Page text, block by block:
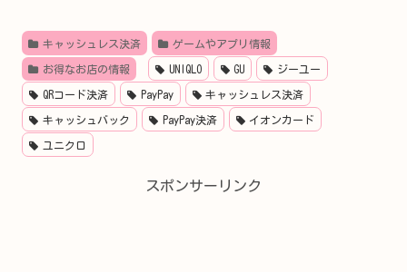
キャッシュレス決済 ゲームやアプリ情報
お得なお店の情報 UNIQLO GU ジーユー
QRコード決済 PayPay キャッシュレス決済
キャッシュバック PayPay決済 イオンカード
ユニクロ
スポンサーリンク